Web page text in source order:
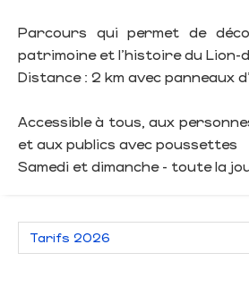
Parcours qui permet de
patrimoine et l’histoire du Lion-
Distance : 2 km avec panneaux
Accessible à tous, aux
et aux publics avec poussettes
Samedi et dimanche - toute la